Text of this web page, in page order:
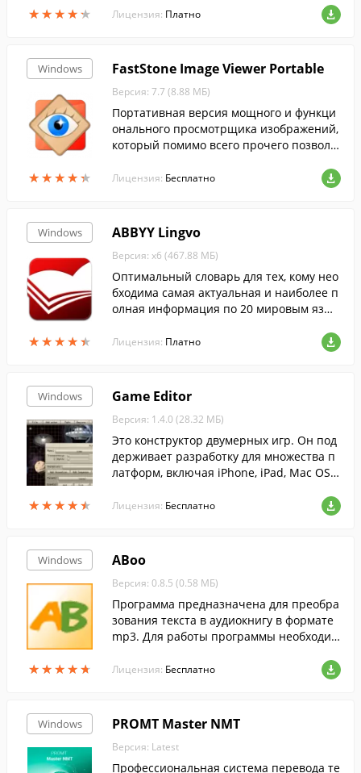
★★★★★
★★★★★
рафии документов в редактируемый фо
Лицензия: Платно
Windows
★★★★★
★★★★★
FastStone Image Viewer Portable
Версия: 7.7 (8.88 МБ)
Портативная версия мощного и функци
онального просмотрщика изображений,
который помимо всего прочего позволя
тинки....
Лицензия: Бесплатно
Windows
★★★★★
★★★★★
ABBYY Lingvo
Версия: x6 (467.88 МБ)
Оптимальный словарь для тех, кому нео
бходима самая актуальная и наиболее п
олная информация по 20 мировым язык
Лицензия: Платно
Windows
★★★★★
★★★★★
Game Editor
Версия: 1.4.0 (28.32 МБ)
Это конструктор двумерных игр. Он под
держивает разработку для множества п
латформ, включая iPhone, iPad, Mac OS
GP2X, Pocket PC и Handheld PC....
Лицензия: Бесплатно
Windows
★★★★★
★★★★★
ABoo
Версия: 0.8.5 (0.58 МБ)
Программа предназначена для преобра
зования текста в аудиокнигу в формате
mp3. Для работы программы необходим
Лицензия: Бесплатно
Windows PROMT Master NMT
Версия: Latest
Профессиональная система перевода те